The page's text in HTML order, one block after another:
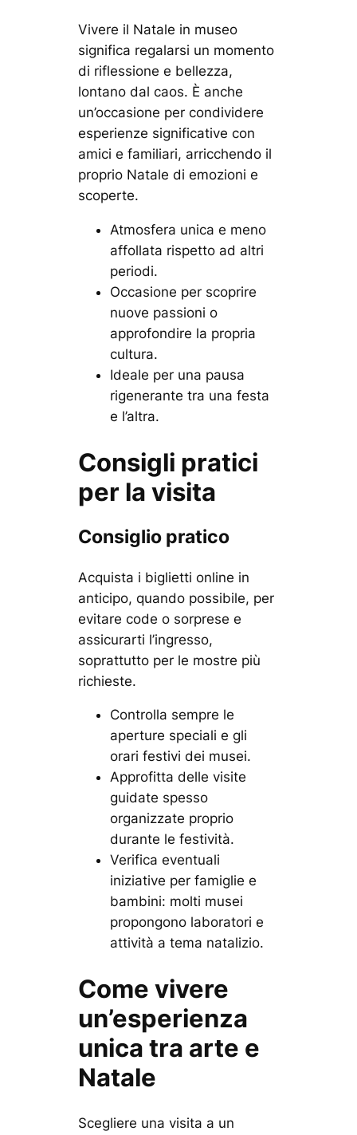
Vivere il Natale in museo
significa regalarsi un momento
di riflessione e bellezza,
lontano dal caos. È anche
un’occasione per condividere
esperienze significative con
amici e familiari, arricchendo il
proprio Natale di emozioni e
scoperte.
Atmosfera unica e meno
affollata rispetto ad altri
periodi.
Occasione per scoprire
nuove passioni o
approfondire la propria
cultura.
Ideale per una pausa
rigenerante tra una festa
e l’altra.
Consigli pratici
per la visita
Consiglio pratico
Acquista i biglietti online in
anticipo, quando possibile, per
evitare code o sorprese e
assicurarti l’ingresso,
soprattutto per le mostre più
richieste.
Controlla sempre le
aperture speciali e gli
orari festivi dei musei.
Approfitta delle visite
guidate spesso
organizzate proprio
durante le festività.
Verifica eventuali
iniziative per famiglie e
bambini: molti musei
propongono laboratori e
attività a tema natalizio.
Come vivere
un’esperienza
unica tra arte e
Natale
Scegliere una visita a un